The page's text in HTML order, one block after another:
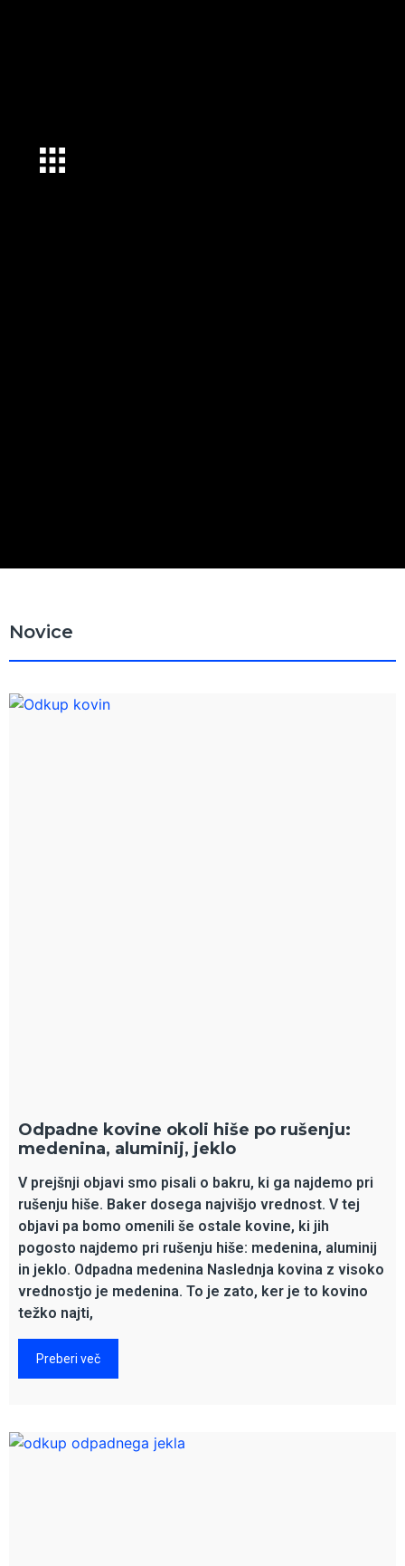
Novice
Odpadne kovine okoli hiše po rušenju:
medenina, aluminij, jeklo
V prejšnji objavi smo pisali o bakru, ki ga najdemo pri
rušenju hiše. Baker dosega najvišjo vrednost. V tej
objavi pa bomo omenili še ostale kovine, ki jih
pogosto najdemo pri rušenju hiše: medenina, aluminij
in jeklo. Odpadna medenina Naslednja kovina z visoko
vrednostjo je medenina. To je zato, ker je to kovino
težko najti,
Preberi več